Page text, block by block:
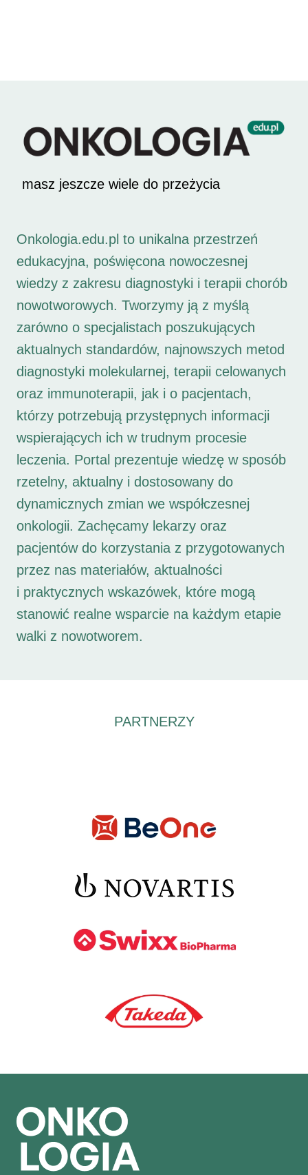
masz jeszcze wiele do przeżycia
Onkologia.edu.pl to unikalna przestrzeń
edukacyjna, poświęcona nowoczesnej
wiedzy z zakresu diagnostyki i terapii chorób
nowotworowych. Tworzymy ją z myślą
zarówno o specjalistach poszukujących
aktualnych standardów, najnowszych metod
diagnostyki molekularnej, terapii celowanych
oraz immunoterapii, jak i o pacjentach,
którzy potrzebują przystępnych informacji
wspierających ich w trudnym procesie
leczenia. Portal prezentuje wiedzę w sposób
rzetelny, aktualny i dostosowany do
dynamicznych zmian we współczesnej
onkologii. Zachęcamy lekarzy oraz
pacjentów do korzystania z przygotowanych
przez nas materiałów, aktualności
i praktycznych wskazówek, które mogą
stanowić realne wsparcie na każdym etapie
walki z nowotworem.
PARTNERZY